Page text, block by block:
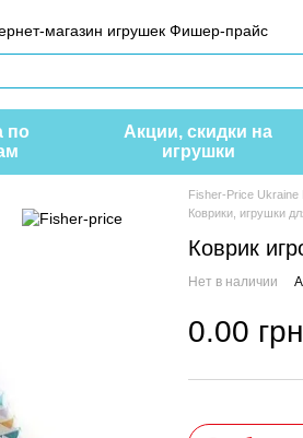
магазин игрушек Фишер-прайс
по
Акции, скидки на
игрушки
Fisher-Price Ukraine
Коврики, игрушки
Коврик
Нет в наличии
0.00 грн